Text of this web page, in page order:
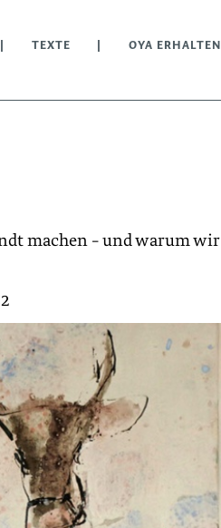
TEXTE OYA ERHALTEN
machen – und warum wir